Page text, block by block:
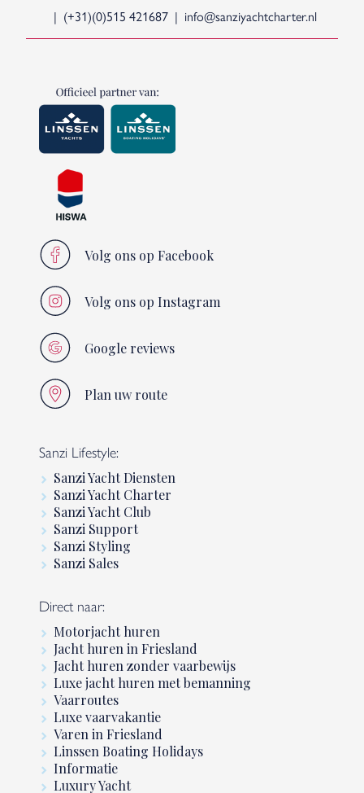
(+31)(0)515 421687
info@sanziyachtcharter.nl
Volg ons op Facebook
Volg ons op Instagram
Google reviews
Plan uw route
Sanzi Lifestyle:
Sanzi Yacht Diensten
Sanzi Yacht Charter
Sanzi Yacht Club
Sanzi Support
Sanzi Styling
Sanzi Sales
Direct naar:
Motorjacht huren
Jacht huren in Friesland
Jacht huren zonder vaarbewijs
Luxe jacht huren met bemanning
Vaarroutes
Luxe vaarvakantie
Varen in Friesland
Linssen Boating Holidays
Informatie
Luxury Yacht